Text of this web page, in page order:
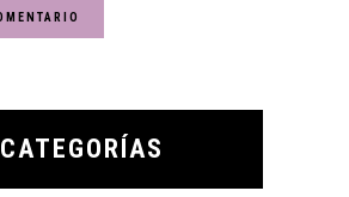
CATEGORÍAS